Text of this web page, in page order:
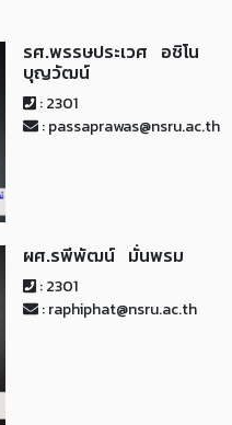
รศ.พรรษประเวศ อชิโน
บุญวัฒน์
: 2301
: passaprawas@nsru.ac.th
ผศ.รพีพัฒน์ มั่นพรม
: 2301
: raphiphat@nsru.ac.th